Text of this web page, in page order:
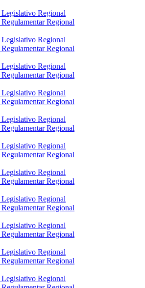
Regional
Regional
Regional
Regional
Regional
Regional
Regional
Regional
Regional
Regional
Regional
Regional
Regional
Regional
Regional
Regional
Regional
Regional
Regional
Regional
Regional